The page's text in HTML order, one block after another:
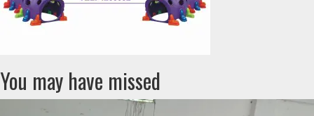
You may have missed